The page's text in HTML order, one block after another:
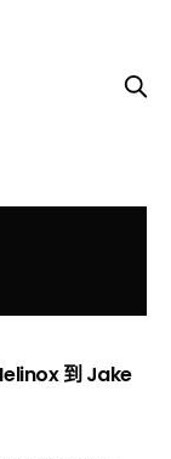
到 Jake